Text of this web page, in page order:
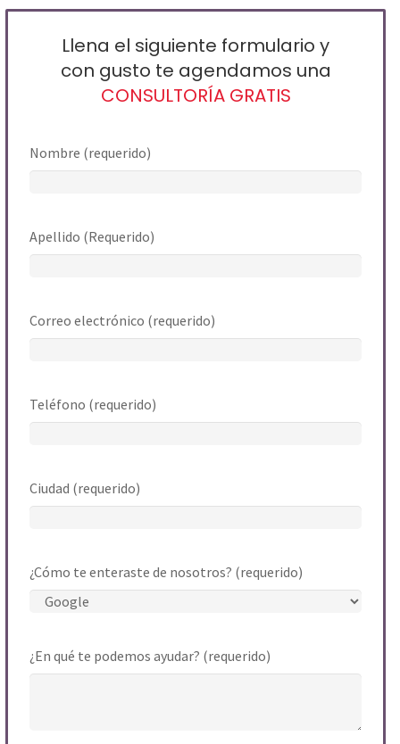
Llena el siguiente formulario y
con gusto te agendamos una
CONSULTORÍA GRATIS
Nombre (requerido)
Apellido (Requerido)
Correo electrónico (requerido)
Teléfono (requerido)
Ciudad (requerido)
¿Cómo te enteraste de nosotros? (requerido)
¿En qué te podemos ayudar? (requerido)